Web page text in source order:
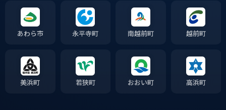
あわら市 永平寺町 南越前町 越前町
美浜町 若狭町 おおい町 高浜町